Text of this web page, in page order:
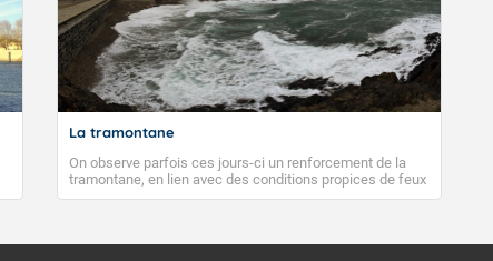
La tramontane
On observe parfois ces jours-ci un renforcement de la
tramontane, en lien avec des conditions propices de feux
de forêt. Mais qu'est-ce que la tramontane ? Quelles sont
à nord-ouest, dans un secteur qui part du Roussillon à la